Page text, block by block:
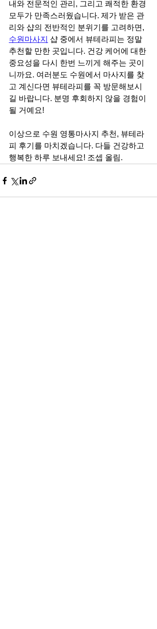
내와 전문적인 관리, 그리고 쾌적한 환경
모두가 만족스러웠습니다. 제가 받은 관
리와 샵의 전반적인 분위기를 고려하면,
수원마사지 샵 중에서 뷰테라피는 정말
추천할 만한 곳입니다. 건강 케어에 대한
중요성을 다시 한번 느끼게 해주는 곳이
니까요. 여러분도 수원에서 마사지를 찾
고 계신다면 뷰테라피를 꼭 방문해보시
길 바랍니다. 분명 후회하지 않을 경험이
될 거예요!
이상으로 수원 영통마사지 추천, 뷰테라
피 후기를 마치겠습니다. 다들 건강하고
행복한 하루 보내세요! 조셉 올림.